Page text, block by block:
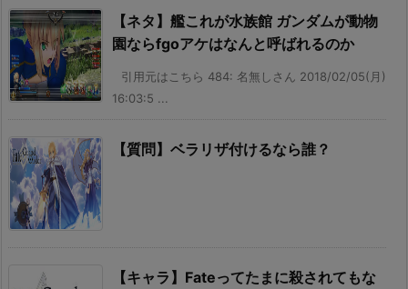
【ネタ】艦これが水族館 ガンダムが動物
園ならfgoアケはなんと呼ばれるのか
引用元はこちら 484: 名無しさん 2018/02/05(月)
16:03:5 ...
【質問】ベラリザ付けるなら誰？
【キャラ】Fateってたまに殺されてもな